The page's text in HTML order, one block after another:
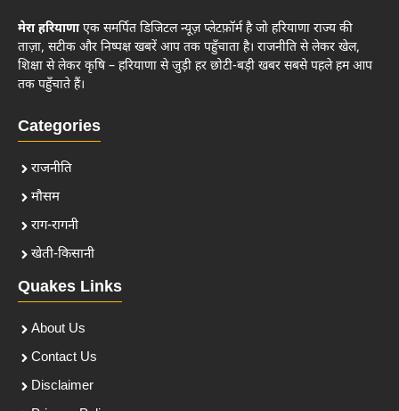
मेरा हरियाणाएक समर्पित डिजिटल न्यूज़ प्लेटफ़ॉर्म है जो हरियाणा राज्य की
ताज़ा, सटीक और निष्पक्ष खबरें आप तक पहुँचाता है। राजनीति से लेकर खेल,
शिक्षा से लेकर कृषि – हरियाणा से जुड़ी हर छोटी-बड़ी खबर सबसे पहले हम आप
तक पहुँचाते हैं।
Categories
राजनीति
मौसम
राग-रागनी
खेती-किसानी
Quakes Links
About Us
Contact Us
Disclaimer